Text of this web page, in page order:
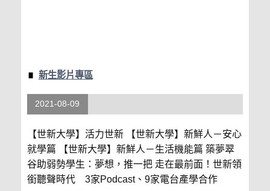
新生影片專區
2021-08-09
【世新大學】活力世新 【世新大學】新鮮人－安心
就學篇 【世新大學】新鮮人－生活機能篇 築夢翠
谷助弱勢學生：夢想，推一把 走在最前面！世新領
銜聽聲時代 3家Podcast、9家電台產學合作